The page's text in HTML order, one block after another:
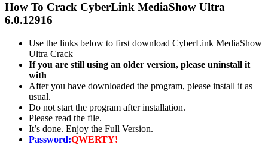
How To Crack CyberLink MediaShow Ultra
6.0.12916
Use the links below to first download CyberLink MediaShow
Ultra Crack
If you are still using an older version, please uninstall it
with
After you have downloaded the program, please install it as
usual.
Do not start the program after installation.
Please read the file.
It’s done. Enjoy the Full Version.
Password:QWERTY!